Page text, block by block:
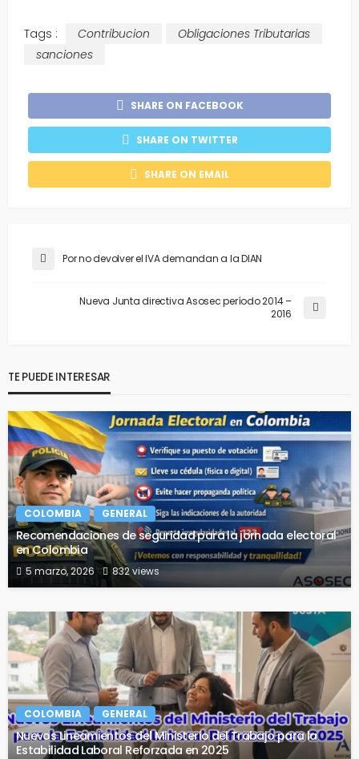
Tags : Contribucion
Obligaciones Tributarias
sanciones
SHARE ON FACEBOOK
SHARE ON TWITTER
SHARE ON EMAIL
Por no devolver el IVA demandan a la DIAN
Nueva Junta directiva Asosec período 2014 –
2016
TE PUEDE INTERESAR
COLOMBIA GENERAL
Recomendaciones de seguridad para la jornada electoral
en Colombia
5 marzo, 2026 832 views
COLOMBIA GENERAL
Nuevos Lineamientos del Ministerio del Trabajo para la
Estabilidad Laboral Reforzada en 2025